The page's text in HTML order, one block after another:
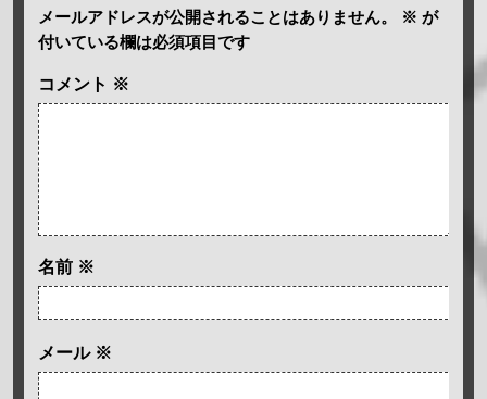
メールアドレスが公開されることはありません。 ※ が
付いている欄は必須項目です
コメント ※
名前 ※
メール ※